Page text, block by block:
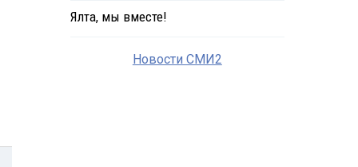
Ялта, мы вместе!
Новости СМИ2